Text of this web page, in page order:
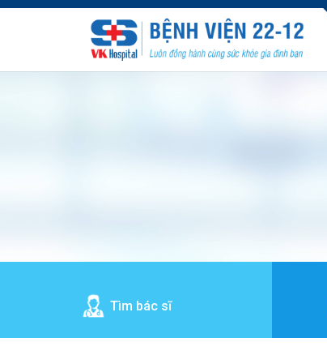
Tìm bác sĩ